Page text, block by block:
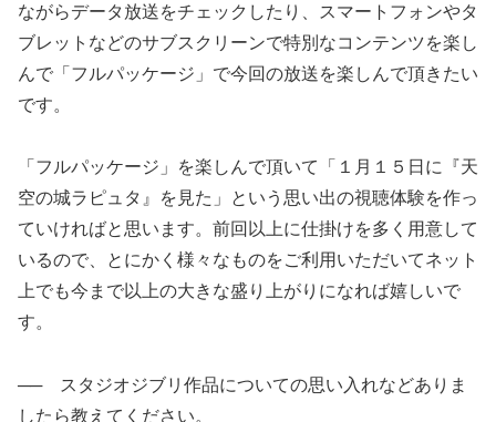
ながらデータ放送をチェックしたり、スマートフォンやタ
ブレットなどのサブスクリーンで特別なコンテンツを楽し
んで「フルパッケージ」で今回の放送を楽しんで頂きたい
です。
「フルパッケージ」を楽しんで頂いて「１月１５日に『天
空の城ラピュタ』を見た」という思い出の視聴体験を作っ
ていければと思います。前回以上に仕掛けを多く用意して
いるので、とにかく様々なものをご利用いただいてネット
上でも今まで以上の大きな盛り上がりになれば嬉しいで
す。
── スタジオジブリ作品についての思い入れなどありま
したら教えてください。